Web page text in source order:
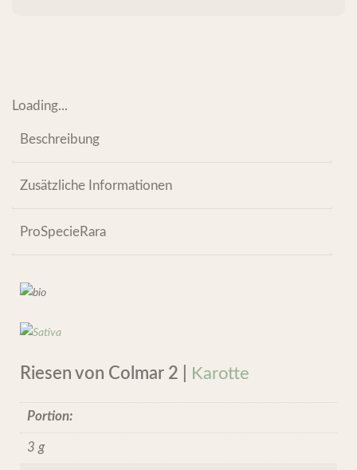
Loading...
Beschreibung
Zusätzliche Informationen
ProSpecieRara
Riesen von Colmar 2 | Karotte
Portion:
3 g